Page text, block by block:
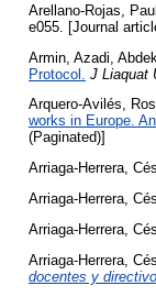
Arellano-Rojas,
e055. [Journal
Armin, Azadi
Protocol. J Liaquat
Arquero-Avilés,
works in Europe.
(Paginated)]
Arriaga-Herrera,
Arriaga-Herrera,
Arriaga-Herrera,
Arriaga-Herrera,
docentes y